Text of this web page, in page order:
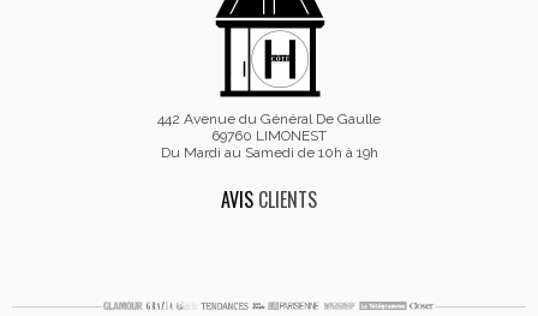
442 Avenue du Général De Gaulle
69760 LIMONEST
Du Mardi au Samedi de 10h à 19h
AVIS CLIENTS